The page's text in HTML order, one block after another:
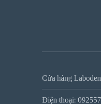
Cửa hàng
Điện thoại: